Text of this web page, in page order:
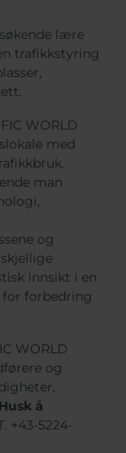
lære
trafikkstyring
WORLD
med
man
og
innsikt i en
for forbedring
WORLD
og
Husk å
+43-5224-